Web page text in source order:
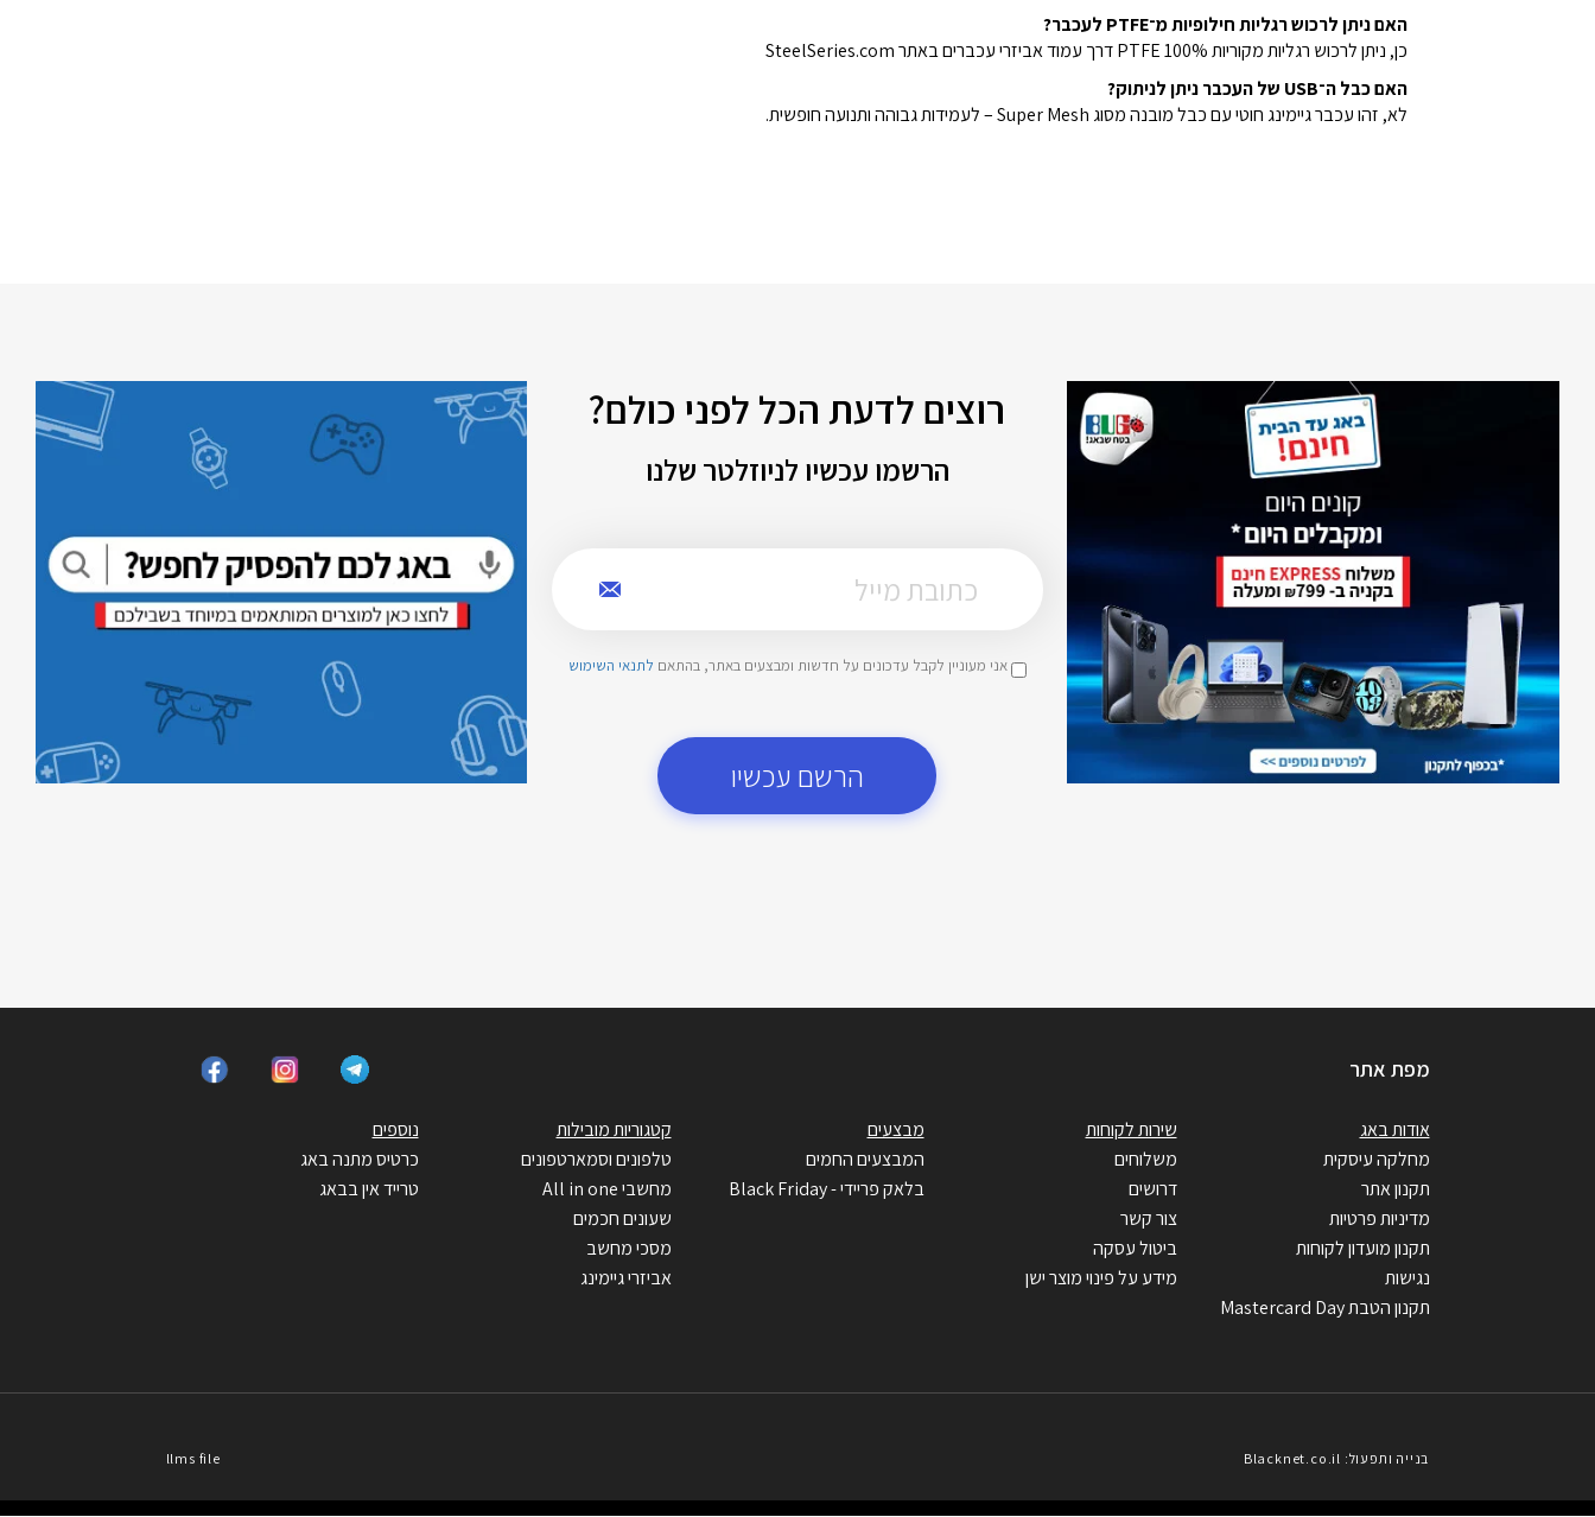
האם ניתן לרכוש רגליות חילופיות מ־PTFE לעכבר?
כן, ניתן לרכוש רגליות מקוריות 100% PTFE דרך עמוד אביזרי עכברים באתר SteelSeries.com
האם כבל ה־USB של העכבר ניתן לניתוק?
לא, זהו עכבר גיימינג חוטי עם כבל מובנה מסוג Super Mesh – לעמידות גבוהה ותנועה חופשית.
רוצים לדעת הכל לפני כולם?
הרשמו עכשיו לניוזלטר שלנו
אני מעוניין לקבל עדכונים על חדשות ומבצעים באתר, בהתאם לתנאי השימוש
הרשם עכשיו
מפת אתר
אודות באג
מחלקה עיסקית
תקנון אתר
מדיניות פרטיות
תקנון מועדון לקוחות
נגישות
תקנון הטבת Mastercard Day
שירות לקוחות
משלוחים
דרושים
צור קשר
ביטול עסקה
מידע על פינוי מוצר ישן
מבצעים
המבצעים החמים
בלאק פריידי - Black Friday
קטגוריות מובילות
טלפונים וסמארטפונים
מחשבי All in one
שעונים חכמים
מסכי מחשב
אביזרי גיימינג
נוספים
כרטיס מתנה באג
טרייד אין בבאג
llms file בנייה ותפעול: Blacknet.co.il